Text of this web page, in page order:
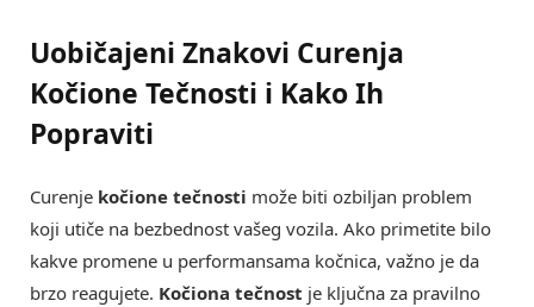
Uobičajeni Znakovi Curenja
Kočione Tečnosti i Kako Ih
Popraviti
Curenje kočione tečnosti može biti ozbiljan problem
koji utiče na bezbednost vašeg vozila. Ako primetite bilo
kakve promene u performansama kočnica, važno je da
brzo reagujete. Kočiona tečnost je ključna za pravilno